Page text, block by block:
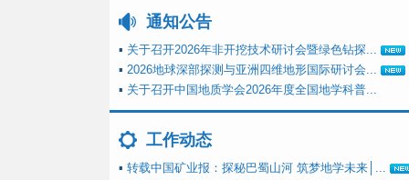
通知公告
▪ 关于召开2026年非开挖技术研讨会暨绿色钻探...
▪ 2026地球深部探测与亚洲四维地形国际研讨会...
▪ 关于召开中国地质学会2026年度全国地学科普...
工作动态
▪ 转载中国矿业报：探秘巴蜀山河 筑梦地学未来│...